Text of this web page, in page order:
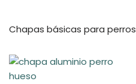
Chapas básicas para perros